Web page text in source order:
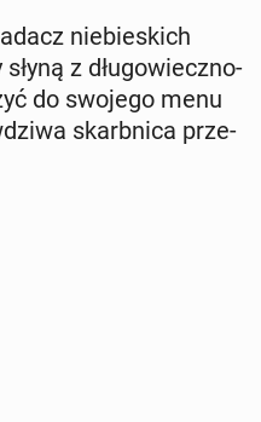
nie­bie­skich
z dłu­go­wiecz­no­
do swojego menu
skarb­ni­ca prze­